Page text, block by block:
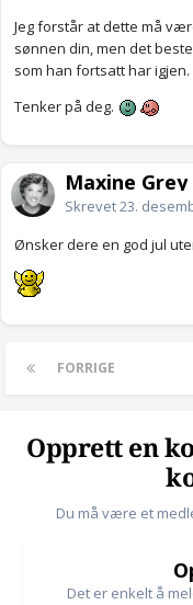
Jeg forstår at dette må
sønnen din, men det
som han fortsatt har igjen.
Tenker på deg.
Maxine Grey
Skrevet23.
Ønsker dere en god jul
FORRIGE
Opprett en
Du må være et
Det er enkelt å